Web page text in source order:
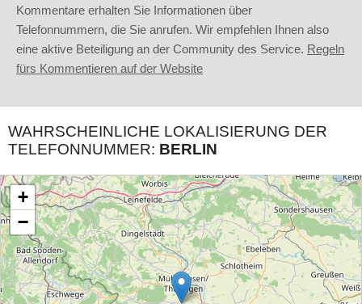
Kommentare erhalten Sie Informationen über
Telefonnummern, die Sie anrufen. Wir empfehlen Ihnen also
eine aktive Beteiligung an der Community des Service. Regeln
fürs Kommentieren auf der Website
WAHRSCHEINLICHE LOKALISIERUNG DER
TELEFONNUMMER: BERLIN